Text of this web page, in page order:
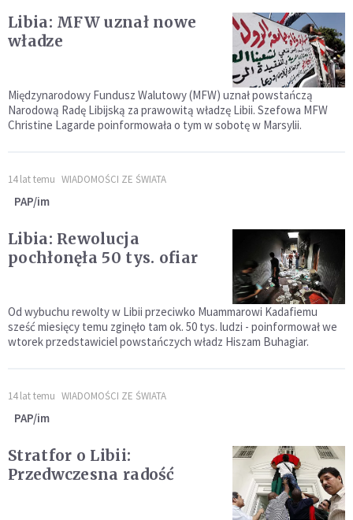
Libia: MFW uznał nowe
władze
Międzynarodowy Fundusz Walutowy (MFW) uznał powstańczą
Narodową Radę Libijską za prawowitą władzę Libii. Szefowa MFW
Christine Lagarde poinformowała o tym w sobotę w Marsylii.
14 lat temu WIADOMOŚCI ZE ŚWIATA
PAP/im
Libia: Rewolucja
pochłonęła 50 tys. ofiar
Od wybuchu rewolty w Libii przeciwko Muammarowi Kadafiemu
sześć miesięcy temu zginęło tam ok. 50 tys. ludzi - poinformował we
wtorek przedstawiciel powstańczych władz Hiszam Buhagiar.
14 lat temu WIADOMOŚCI ZE ŚWIATA
PAP/im
Stratfor o Libii:
Przedwczesna radość